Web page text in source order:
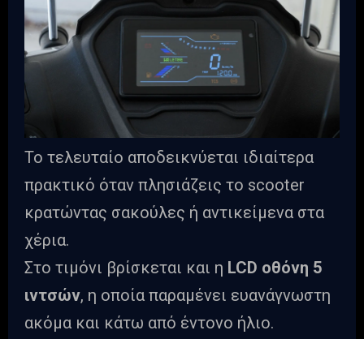
Το τελευταίο αποδεικνύεται ιδιαίτερα
πρακτικό όταν πλησιάζεις το scooter
κρατώντας σακούλες ή αντικείμενα στα
χέρια.
Στο τιμόνι βρίσκεται και η LCD οθόνη 5
ιντσών, η οποία παραμένει ευανάγνωστη
ακόμα και κάτω από έντονο ήλιο.